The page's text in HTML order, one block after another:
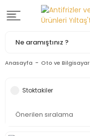
Anasayfa Oto ve Bilgisayar
Stoktakiler